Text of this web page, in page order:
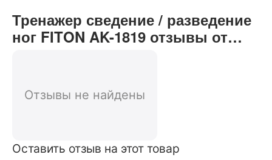
Тренажер сведение / разведение
ног FITON AK-1819 отзывы от
Отзывы не найдены
Оставить отзыв на этот товар